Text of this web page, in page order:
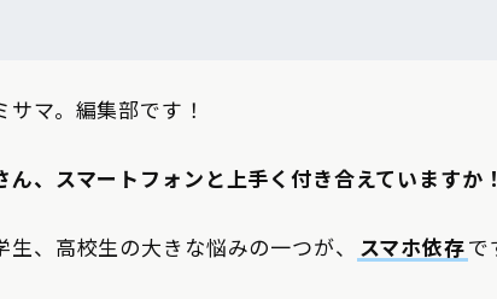
マ。編集部です！
ん、スマートフォンと上手く付き合えていますか
、高校生の大きな悩みの一つが、 スマホ依存で